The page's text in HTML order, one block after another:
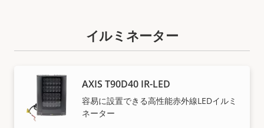
イルミネーター
AXIS T90D40 IR-LED
容易に設置できる高性能赤外線LEDイルミ
ネーター